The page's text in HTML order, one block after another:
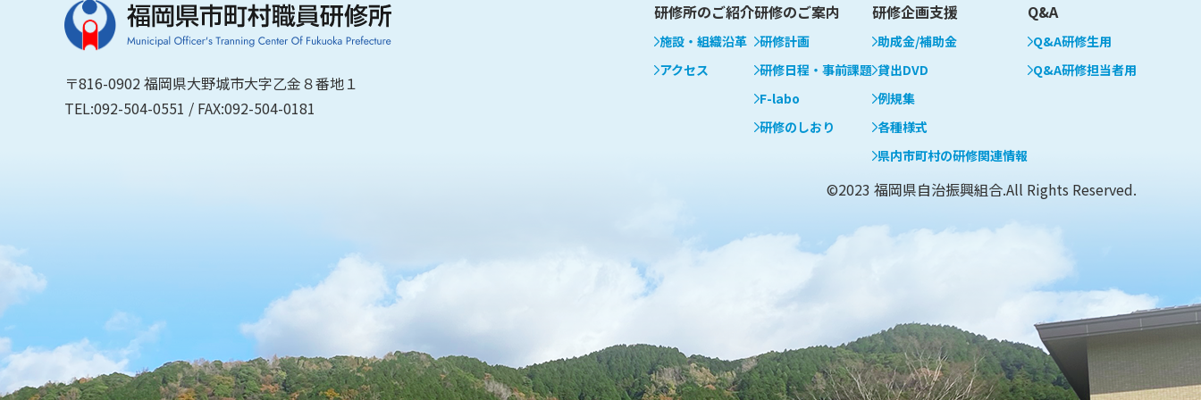
〒816-0902 福岡県大野城市大字乙金８番地１
TEL:092-504-0551 / FAX:092-504-0181
研修所のご紹介
施設・組織沿革
アクセス
研修のご案内
研修計画
研修日程・事前課題
F-labo
研修のしおり
研修企画支援
助成金/補助金
貸出DVD
例規集
各種様式
県内市町村の研修関連情報
Q&A
Q&A研修生用
Q&A研修担当者用
©2023 福岡県自治振興組合.All Rights Reserved.